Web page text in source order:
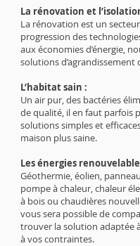
La rénovation et
La rénovation est un
progression des
aux économies d’énergie,
solutions d’agrandissement
L’habitat sain :
Un air pur, des bactéries
de qualité, il en faut parfois
solutions simples et
maison plus saine.
Les énergies
Géothermie, éolien,
pompe à chaleur, chaleur
à bois ou chaudières
vous sera possible de
trouver la solution adaptée
à vos contraintes.